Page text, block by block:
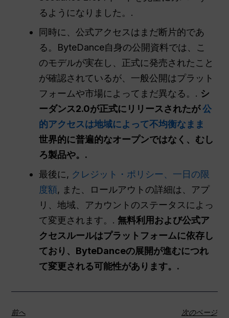
るようになりました。.
同時に、公式アクセスはまだ断片的であ
る。ByteDance自身の公開資料では、こ
のモデルが実在し、正式に発売されたこと
が確認されているが、一般公開はプラット
フォームや市場によってまだ異なる。. シ
ーダンス2.0が正式にリリースされたが公
的アクセスは地域によって不均衡なまま
世界的に普遍的なオープンではなく、むし
ろ製品や。.
最後に, クレジット・ポリシー、一日の限
度額, また、ロールアウトの詳細は、アプ
リ、地域、アカウントのステータスによっ
て変更されます。.無料利用および公式ア
クセスルールはプラットフォームに依存し
ており、ByteDanceの展開が進むにつれ
て変更される可能性があります。.
前へ 次のページ